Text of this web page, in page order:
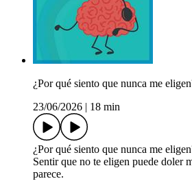
¿Por qué siento que nunca me
23/06/2026
18 min
¿Por qué siento que nunca me
Sentir que no te eligen puede doler
parece.